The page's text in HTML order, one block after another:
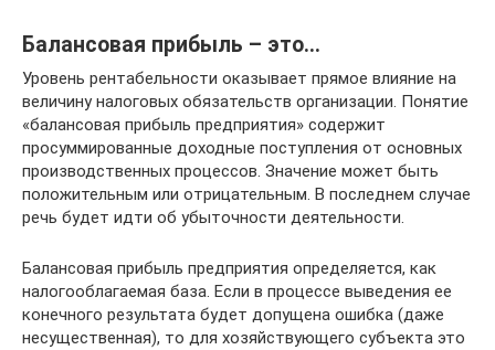
Балансовая прибыль – это…
Уровень рентабельности оказывает прямое влияние на
величину налоговых обязательств организации. Понятие
«балансовая прибыль предприятия» содержит
просуммированные доходные поступления от основных
производственных процессов. Значение может быть
положительным или отрицательным. В последнем случае
речь будет идти об убыточности деятельности.
Балансовая прибыль предприятия определяется, как
налогооблагаемая база. Если в процессе выведения ее
конечного результата будет допущена ошибка (даже
несущественная), то для хозяйствующего субъекта это